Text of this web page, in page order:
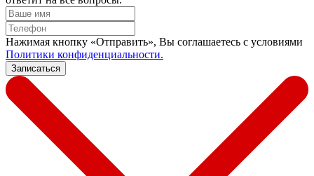
Нажимая кнопку «Отправить», Вы соглашаетесь c условиями
Политики конфиденциальности.
Записаться